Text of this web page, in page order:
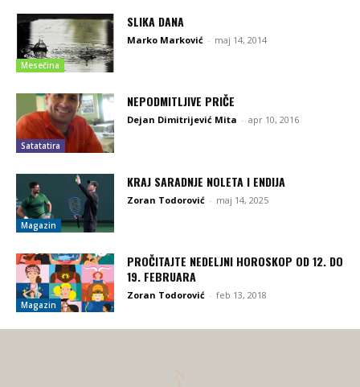
Mesečina
SLIKA DANA
Marko Marković - maj 14, 2014
Satatatira
NEPODMITLJIVE PRIČE
Dejan Dimitrijević Mita - apr 10, 2016
Magazin
KRAJ SARADNJE NOLETA I ENDIJA
Zoran Todorović - maj 14, 2025
Magazin
PROČITAJTE NEDELJNI HOROSKOP OD 12. DO
19. FEBRUARA
Zoran Todorović - feb 13, 2018